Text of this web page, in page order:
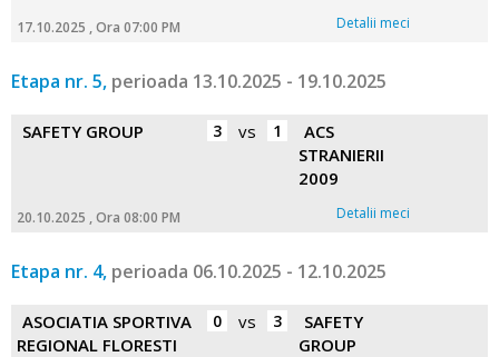
17.10.2025 , Ora 07:00 PM Detalii meci
Etapa nr. 5, perioada 13.10.2025 - 19.10.2025
SAFETY GROUP 3 vs 1
ACS
STRANIERII
2009
20.10.2025 , Ora 08:00 PM Detalii meci
Etapa nr. 4, perioada 06.10.2025 - 12.10.2025
ASOCIATIA SPORTIVA
REGIONAL FLORESTI
0 vs 3
SAFETY
GROUP